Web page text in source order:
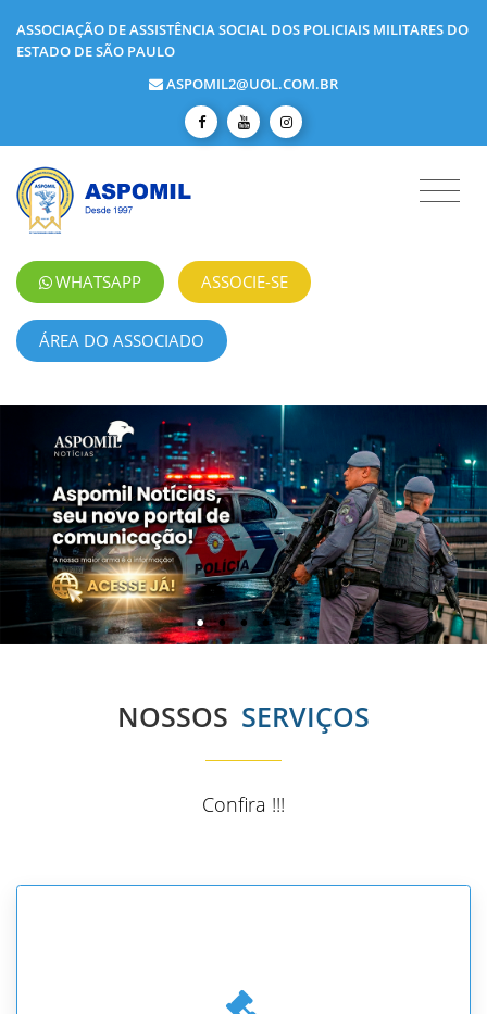
ASSOCIAÇÃO DE ASSISTÊNCIA SOCIAL DOS POLICIAIS MILITARES DO
ESTADO DE SÃO PAULO
ASPOMIL2@UOL.COM.BR
WHATSAPP ASSOCIE-SE
ÁREA DO ASSOCIADO
NOSSOS SERVIÇOS
Confira !!!